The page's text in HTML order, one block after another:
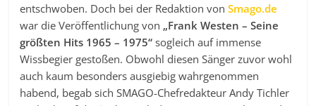
entschwoben. Doch bei der Redaktion vonSmago.de
war die Veröffentlichung von „Frank Westen – Seine
größten Hits 1965 – 1975“ sogleich auf immense
Wissbegier gestoßen. Obwohl diesen Sänger zuvor wohl
auch kaum besonders ausgiebig wahrgenommen
habend, begab sich SMAGO-Chefredakteur Andy Tichler